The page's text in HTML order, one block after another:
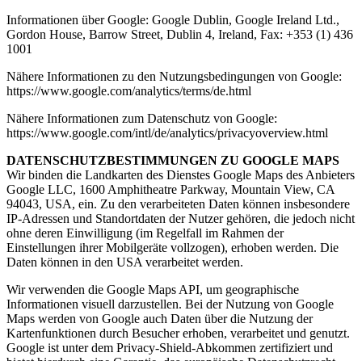
Informationen über Google: Google Dublin, Google Ireland Ltd.,
Gordon House, Barrow Street, Dublin 4, Ireland, Fax: +353 (1) 436
1001
Nähere Informationen zu den Nutzungsbedingungen von Google:
https://www.google.com/analytics/terms/de.html
Nähere Informationen zum Datenschutz von Google:
https://www.google.com/intl/de/analytics/privacyoverview.html
DATENSCHUTZBESTIMMUNGEN ZU GOOGLE MAPS
Wir binden die Landkarten des Dienstes Google Maps des Anbieters
Google LLC, 1600 Amphitheatre Parkway, Mountain View, CA
94043, USA, ein. Zu den verarbeiteten Daten können insbesondere
IP-Adressen und Standortdaten der Nutzer gehören, die jedoch nicht
ohne deren Einwilligung (im Regelfall im Rahmen der
Einstellungen ihrer Mobilgeräte vollzogen), erhoben werden. Die
Daten können in den USA verarbeitet werden.
Wir verwenden die Google Maps API, um geographische
Informationen visuell darzustellen. Bei der Nutzung von Google
Maps werden von Google auch Daten über die Nutzung der
Kartenfunktionen durch Besucher erhoben, verarbeitet und genutzt.
Google ist unter dem Privacy-Shield-Abkommen zertifiziert und